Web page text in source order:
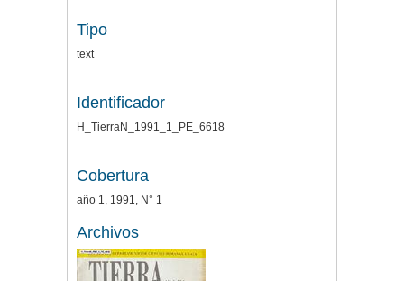
Tipo
text
Identificador
H_TierraN_1991_1_PE_6618
Cobertura
año 1, 1991, N° 1
Archivos